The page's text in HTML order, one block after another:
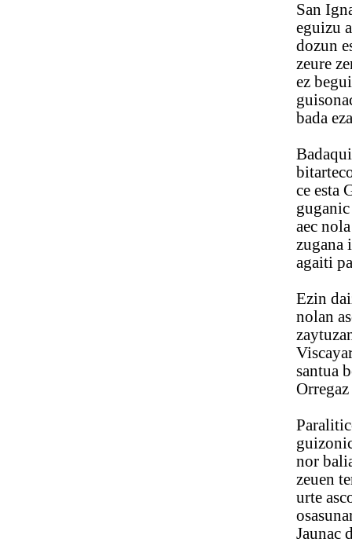
San
eguizu
dozun
zeure
ez
guisonac
bada
ce esta
guganic
aec nola gu
zugana
agaiti
Ezin daizu
nolan
zaytuzan
Viscayari
santua bere
Orregaz
guizonic es
nor baliau
zeuen
urte
Jaunac